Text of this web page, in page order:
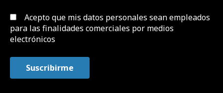
Acepto que mis datos personales sean empleados
para las finalidades comerciales por medios
electrónicos